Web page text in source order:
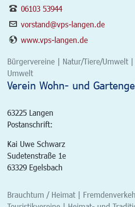
06103 53944
vorstand@vps-langen.de
www.vps-langen.de
Bürgervereine | Natur/Tiere/Umwelt
Umwelt
Verein Wohn- und
63225 Langen
Postanschrift:
Kai Uwe Schwarz
Sudetenstraße 1e
63329 Egelsbach
Brauchtum / Heimat |